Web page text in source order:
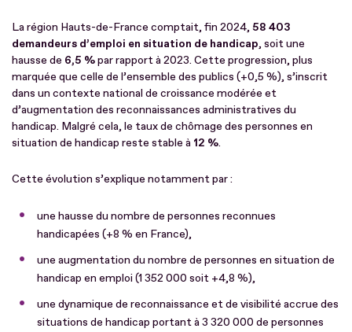
La région Hauts-de-France comptait, fin 2024, 58 403
demandeurs d’emploi en situation de handicap, soit une
hausse de 6,5 %par rapport à 2023. Cette progression, plus
marquée que celle de l’ensemble des publics (+0,5 %), s’inscrit
dans un contexte national de croissance modérée et
d’augmentation des reconnaissances administratives du
handicap. Malgré cela, le taux de chômage des personnes en
situation de handicap reste stable à 12 %.
Cette évolution s’explique notamment par :
une hausse du nombre de personnes reconnues
handicapées (+8 % en France),
une augmentation du nombre de personnes en situation de
handicap en emploi (1 352 000 soit +4,8 %),
une dynamique de reconnaissance et de visibilité accrue des
situations de handicap portant à 3 320 000 de personnes